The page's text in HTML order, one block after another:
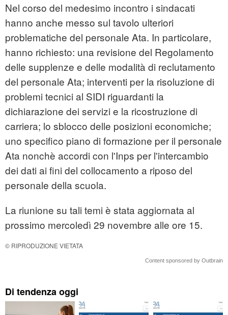
Nel corso del medesimo incontro i sindacati
hanno anche messo sul tavolo ulteriori
problematiche del personale Ata. In particolare,
hanno richiesto: una revisione del Regolamento
delle supplenze e delle modalità di reclutamento
del personale Ata; interventi per la risoluzione di
problemi tecnici al SIDI riguardanti la
dichiarazione dei servizi e la ricostruzione di
carriera; lo sblocco delle posizioni economiche;
uno specifico piano di formazione per il personale
Ata nonchè accordi con l'Inps per l'intercambio
dei dati ai fini del collocamento a riposo del
personale della scuola.
La riunione su tali temi è stata aggiornata al
prossimo mercoledì 29 novembre alle ore 15.
© RIPRODUZIONE VIETATA
Content sponsored by Outbrain
Di tendenza oggi